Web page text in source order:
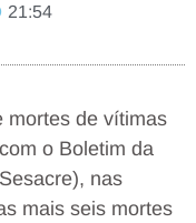
21:54
mortes de vítimas
o Boletim da
nas
mais seis mortes